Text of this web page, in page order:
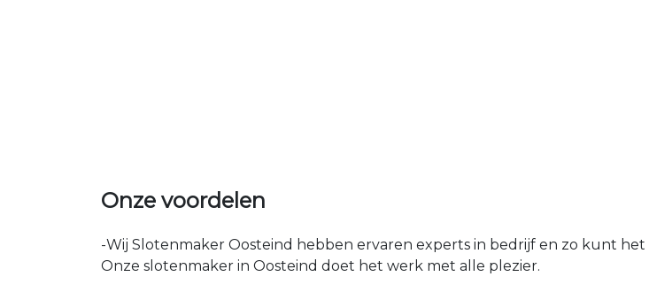
Onze voordelen
-Wij Slotenmaker Oosteind hebben ervaren experts in bedrijf en zo kunt
Onze slotenmaker in Oosteind doet het werk met alle plezier.